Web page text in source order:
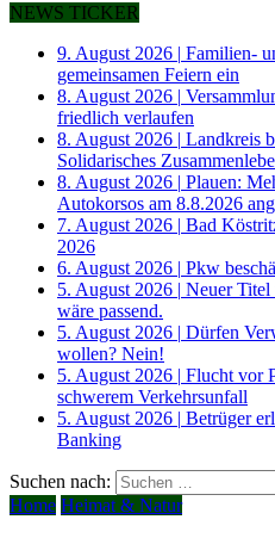
NEWS TICKER
9. August 2026 | Familien-
gemeinsamen Feiern ein
8. August 2026 |
friedlich verlaufen
8. August 2026 | Landkreis
Solidarisches
8. August 2026 | Plauen:
Autokorsos am 8.8.2026
7. August 2026 | Bad
2026
6. August 2026 | Pkw
5. August 2026 | Neuer Titel
wäre passend.
5. August 2026 | Dürfen
wollen? Nein!
5. August 2026 | Flucht vor
schwerem Verkehrsunfall
5. August 2026 | Betrüger
Banking
Suchen nach:
Home Heimat & Natur